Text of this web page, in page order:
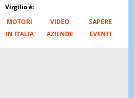
Virgilio è:
MOTORI VIDEO
SAPERE
IN ITALIA AZIENDE EVENTI